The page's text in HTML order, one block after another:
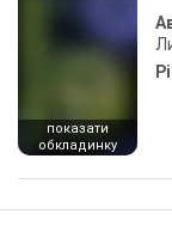
показати
обкладинку